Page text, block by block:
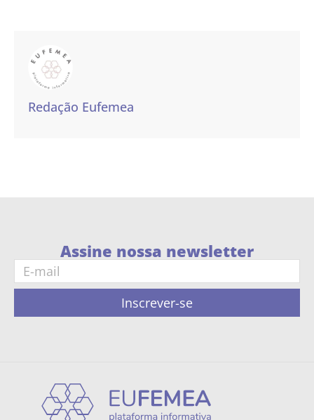
Redação Eufemea
Assine nossa newsletter
Inscrever-se